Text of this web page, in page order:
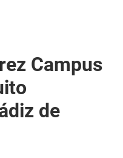
Campus
de